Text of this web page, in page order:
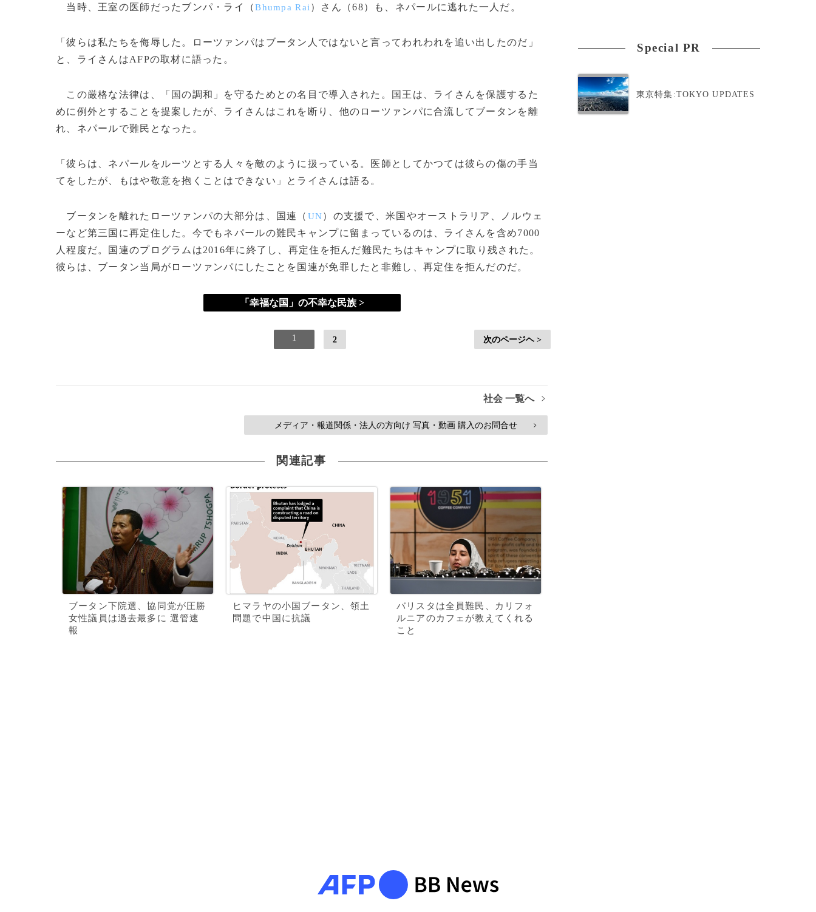
当時、王室の医師だったブンパ・ライ（Bhumpa Rai ）さん（68）も、ネパールに逃れた一人だ。
「彼らは私たちを侮辱した。ローツァンパはブータン人ではないと言ってわれわれを追い出したのだ」
と、ライさんはAFPの取材に語った。
この厳格な法律は、「国の調和」を守るためとの名目で導入された。国王は、ライさんを保護するた
めに例外とすることを提案したが、ライさんはこれを断り、他のローツァンパに合流してブータンを離
れ、ネパールで難民となった。
「彼らは、ネパールをルーツとする人々を敵のように扱っている。医師としてかつては彼らの傷の手当
てをしたが、もはや敬意を抱くことはできない」とライさんは語る。
ブータンを離れたローツァンパの大部分は、国連（ UN）の支援で、米国やオーストラリア、ノルウェ
ーなど第三国に再定住した。今でもネパールの難民キャンプに留まっているのは、ライさんを含め7000
人程度だ。国連のプログラムは2016年に終了し、再定住を拒んだ難民たちはキャンプに取り残された。
彼らは、ブータン当局がローツァンパにしたことを国連が免罪したと非難し、再定住を拒んだのだ。
「幸福な国」の不幸な民族 >
1 2 次のページヘ >
社会 一覧へ >
メディア・報道関係・法人の方向け 写真・動画 購入のお問合せ >
関連記事
ブータン下院選、協同党が圧勝
女性議員は過去最多に 選管速
報
ヒマラヤの小国ブータン、領土
問題で中国に抗議
バリスタは全員難民、カリフォ
ルニアのカフェが教えてくれる
こと
Special PR
東京特集:TOKYO UPDATES